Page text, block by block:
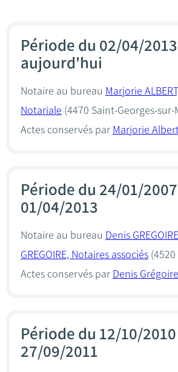
Période du 02/04/
aujourd'hui
Notaire au bureau Marjorie
Notariale (4470 Saint-Georges-sur-
Actes conservés par Marjorie
Période du 24/01/
01/04/2013
Notaire au bureau Denis
GREGOIRE, Notaires associés
Actes conservés par Denis Grégoire
Période du 12/10/
27/09/2011